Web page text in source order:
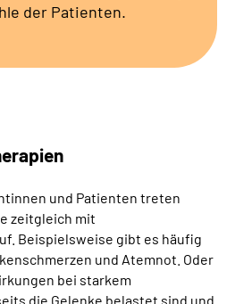
der Patienten.
und Patienten treten
zeitgleich mit
Beispielsweise gibt es häufig
und Atemnot. Oder
bei starkem
die Gelenke belastet sind und